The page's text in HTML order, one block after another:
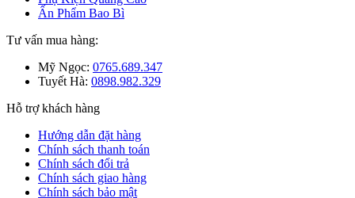
Ấn Phẩm Bao Bì
Tư vấn mua hàng:
Mỹ Ngọc: 0765.689.347
Tuyết Hà: 0898.982.329
Hỗ trợ khách hàng
Hướng dẫn đặt hàng
Chính sách thanh toán
Chính sách đổi trả
Chính sách giao hàng
Chính sách bảo mật